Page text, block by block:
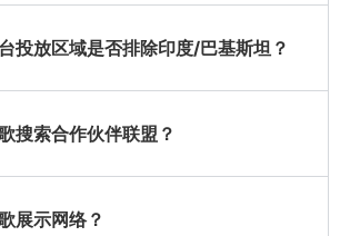
投放区域是否排除印度/巴基斯坦？
搜索合作伙伴联盟？
展示网络？